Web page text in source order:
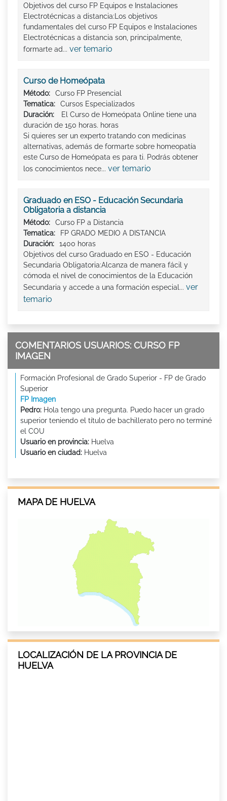
Objetivos del curso FP Equipos e Instalaciones
Electrotécnicas a distancia:Los objetivos
fundamentales del curso FP Equipos e Instalaciones
Electrotécnicas a distancia son, principalmente,
formarte ad... ver temario
Curso de Homeópata
Método:
Curso FP Presencial
Tematica:
Cursos Especializados
Duración:
El Curso de Homeópata Online tiene una
duración de 150 horas. horas
Si quieres ser un experto tratando con medicinas
alternativas, además de formarte sobre homeopatía
este Curso de Homeópata es para ti. Podrás obtener
los conocimientos nece... ver temario
Graduado en ESO - Educación Secundaria
Obligatoria a distancia
Método:
Curso FP a Distancia
Tematica:
FP GRADO MEDIO A DISTANCIA
Duración:
1400 horas
Objetivos del curso Graduado en ESO - Educación
Secundaria Obligatoria:Alcanza de manera fácil y
cómoda el nivel de conocimientos de la Educación
Secundaria y accede a una formación especial... ver
temario
COMENTARIOS USUARIOS: CURSO FP
IMAGEN
Formación Profesional de Grado Superior - FP de Grado
Superior
FP Imagen
Pedro: Hola tengo una pregunta. Puedo hacer un grado
superior teniendo el título de bachillerato pero no terminé
el COU
Usuario en provincia: Huelva
Usuario en ciudad: Huelva
MAPA DE HUELVA
LOCALIZACIÓN DE LA PROVINCIA DE
HUELVA